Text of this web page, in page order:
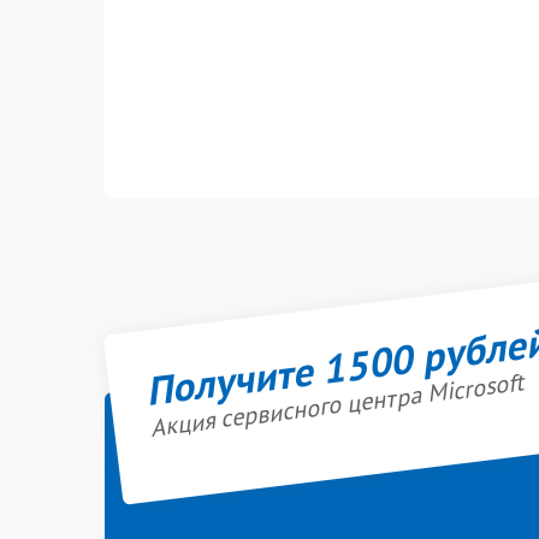
Получите 1500
Акция сервисного центра Microsoft